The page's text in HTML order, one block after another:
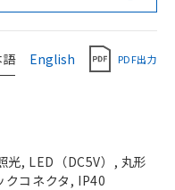
語 English PDF出力
, LED（DC5V）, 丸形
クコネクタ, IP40